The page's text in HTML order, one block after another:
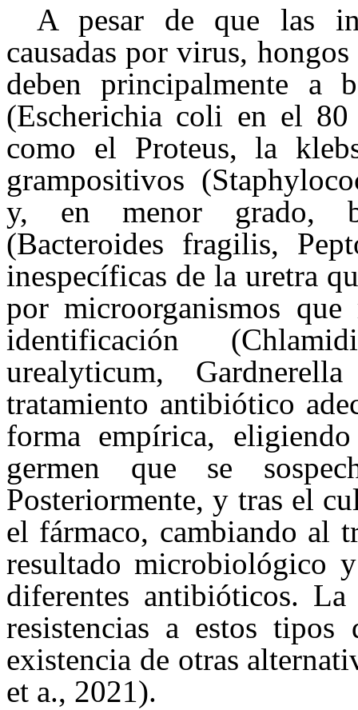
A pesar de que las
causadas por virus,
deben principalmente a
(Escherichia coli en el
como el Proteus, la
grampositivos
y, en menor grado,
(Bacteroides fragilis,
inespecíficas de la uretra
por microorganismos que
identificación
urealyticum,
tratamiento antibiótico
forma empírica,
germen que se
Posteriormente, y tras el
el fármaco, cambiando al
resultado microbiológico
diferentes antibióticos.
resistencias a estos tipos
existencia de otras
et a., 2021).